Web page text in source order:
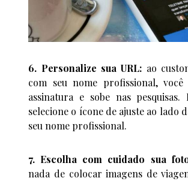
6. Personalize sua URL: ao
com seu nome profissional, você
assinatura e sobe nas pesquisas.
selecione o ícone de ajuste ao lado
seu nome profissional.
7. Escolha com cuidado sua
nada de colocar imagens de